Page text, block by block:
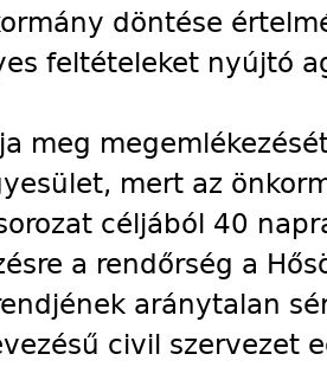
döntése
feltételeket nyújtó
meg
mert az
céljából 40
a rendőrség a
aránytalan
civil szervezet